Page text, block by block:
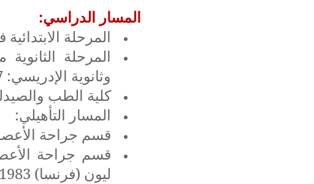
المسار الدراسي:
المرحلة الابتدائية في
وثانوية الإدريسي: 1967-1968م.
كلية الطب والصيدلة،
المسار التأهيلي:
قسم جراحة
قسم جراحة
ليون (فرنسا) 1983-1985م.